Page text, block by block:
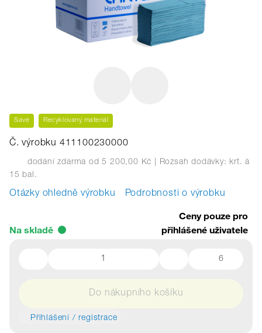
Savé Recyklovaný materiál
Č. výrobku 411100230000
dodání zdarma od 5 200,00 Kč | Rozsah dodávky: krt. à
15 bal.
Otázky ohledně výrobku Podrobnosti o výrobku
Na skladě
Ceny pouze pro
přihlášené uživatele
6
Do nákupního košíku
Přihlášení / registrace